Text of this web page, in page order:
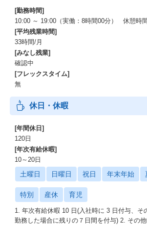
[勤務時間]
10:00 ～ 19:00（実働：8時間00分） 休憩時
[平均残業時間]
33時間/月
[みなし残業]
確認中
[フレックスタイム]
無
休日・休暇
[年間休日]
120日
[年次有給休暇]
10～20日
土曜日 日曜日 祝日 年末年始
特別 産休 育児
1. 年次有給休暇 10 日(入社時に 3 日付与、そ
勤務した場合に残りの７日間を付与) 2. その